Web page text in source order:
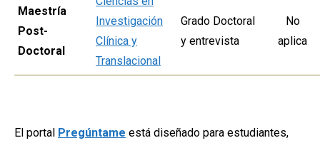
Maestría
Post-
Doctoral
Investigación
Clínica y
Translacional
Grado Doctoral
y entrevista
No
aplica
El portal Pregúntame está diseñado para estudiantes,